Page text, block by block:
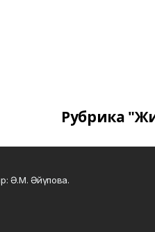
Рубрика
Ә.М. Әйүпова.